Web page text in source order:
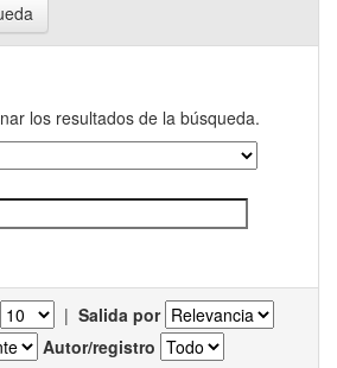
los resultados de la búsqueda.
| Salida por
Autor/registro